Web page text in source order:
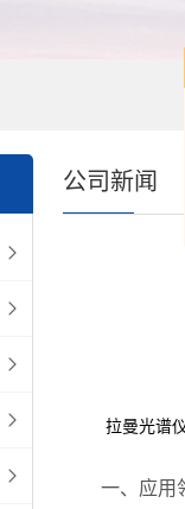
公司新闻
拉曼光谱
一、应用